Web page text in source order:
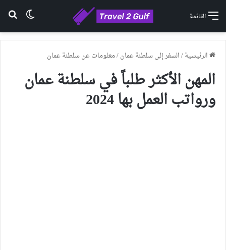
القائمة
الرئيسية/السفر إلى سلطنة عمان/معلومات عن سلطنة عمان
المهن الأكثر طلباً في سلطنة عمان
ورواتب العمل بها 2024